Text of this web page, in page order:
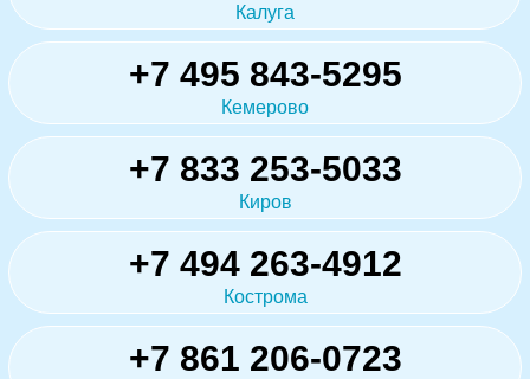
Калуга
+7 495 843-5295
Кемерово
+7 833 253-5033
Киров
+7 494 263-4912
Кострома
+7 861 206-0723